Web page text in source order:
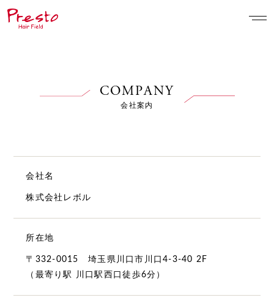
COMPANY
会社案内
会社名
株式会社レボル
所在地
〒332-0015 埼玉県川口市川口4-3-40 2F
（最寄り駅 川口駅西口徒歩6分）